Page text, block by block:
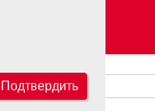
Подтвердить